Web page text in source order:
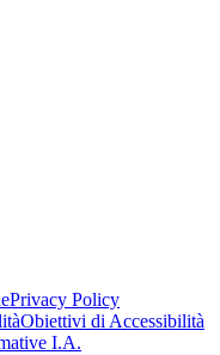
Privacy Policy
Obiettivi di Accessibilità
I.A.